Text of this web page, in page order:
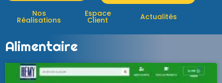
Espace
Client
Nos
Réalisations Actualités
Alimentaire